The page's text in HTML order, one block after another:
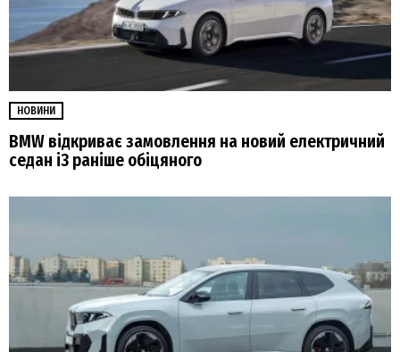
НОВИНИ
BMW відкриває замовлення на новий електричний
седан i3 раніше обіцяного